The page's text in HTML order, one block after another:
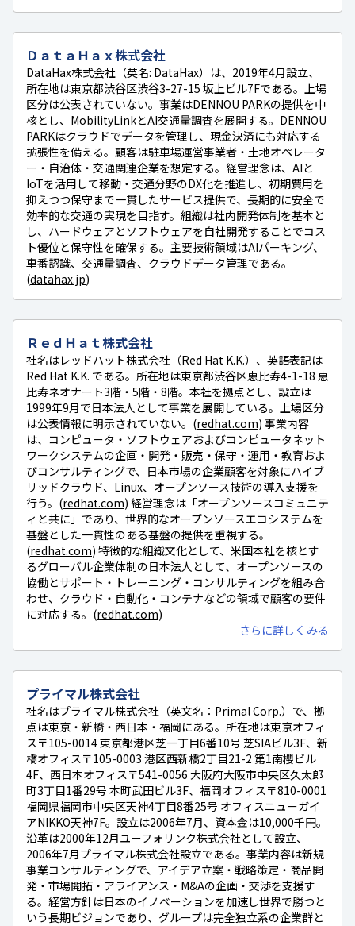
ＤａｔａＨａｘ株式会社
DataHax株式会社（英名: DataHax）は、2019年4月設立、
所在地は東京都渋谷区渋谷3-27-15 坂上ビル7Fである。上場
区分は公表されていない。事業はDENNOU PARKの提供を中
核とし、MobilityLinkとAI交通量調査を展開する。DENNOU
PARKはクラウドでデータを管理し、現金決済にも対応する
拡張性を備える。顧客は駐車場運営事業者・土地オペレータ
ー・自治体・交通関連企業を想定する。経営理念は、AIと
IoTを活用して移動・交通分野のDX化を推進し、初期費用を
抑えつつ保守まで一貫したサービス提供で、長期的に安全で
効率的な交通の実現を目指す。組織は社内開発体制を基本と
し、ハードウェアとソフトウェアを自社開発することでコス
ト優位と保守性を確保する。主要技術領域はAIパーキング、
車番認識、交通量調査、クラウドデータ管理である。
(datahax.jp)
ＲｅｄＨａｔ株式会社
社名はレッドハット株式会社（Red Hat K.K.）、英語表記は
Red Hat K.K. である。所在地は東京都渋谷区恵比寿4-1-18 恵
比寿ネオナート3階・5階・8階。本社を拠点とし、設立は
1999年9月で日本法人として事業を展開している。上場区分
は公表情報に明示されていない。(redhat.com) 事業内容
は、コンピュータ・ソフトウェアおよびコンピュータネット
ワークシステムの企画・開発・販売・保守・運用・教育およ
びコンサルティングで、日本市場の企業顧客を対象にハイブ
リッドクラウド、Linux、オープンソース技術の導入支援を
行う。(redhat.com) 経営理念は「オープンソースコミュニテ
ィと共に」であり、世界的なオープンソースエコシステムを
基盤とした一貫性のある基盤の提供を重視する。
(redhat.com) 特徴的な組織文化として、米国本社を核とす
るグローバル企業体制の日本法人として、オープンソースの
協働とサポート・トレーニング・コンサルティングを組み合
わせ、クラウド・自動化・コンテナなどの領域で顧客の要件
に対応する。(redhat.com)
さらに詳しくみる
プライマル株式会社
社名はプライマル株式会社（英文名：Primal Corp.）で、拠
点は東京・新橋・西日本・福岡にある。所在地は東京オフィ
ス〒105-0014 東京都港区芝一丁目6番10号 芝SIAビル3F、新
橋オフィス〒105-0003 港区西新橋2丁目21-2 第1南櫻ビル
4F、西日本オフィス〒541-0056 大阪府大阪市中央区久太郎
町3丁目1番29号 本町武田ビル3F、福岡オフィス〒810-0001
福岡県福岡市中央区天神4丁目8番25号 オフィスニューガイ
アNIKKO天神7F。設立は2006年7月、資本金は10,000千円。
沿革は2000年12月ユーフォリンク株式会社として設立、
2006年7月プライマル株式会社設立である。事業内容は新規
事業コンサルティングで、アイデア立案・戦略策定・商品開
発・市場開拓・アライアンス・M&Aの企画・交渉を支援す
る。経営方針は日本のイノベーションを加速し世界で勝つと
いう長期ビジョンであり、グループは完全独立系の企業群と